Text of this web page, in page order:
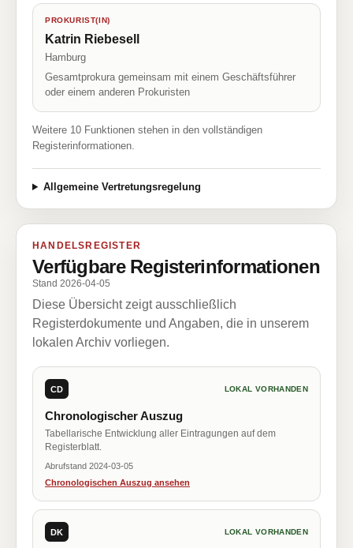
PROKURIST(IN)
Katrin Riebesell
Hamburg
Gesamtprokura gemeinsam mit einem Geschäftsführer
oder einem anderen Prokuristen
Weitere 10 Funktionen stehen in den vollständigen
Registerinformationen.
Allgemeine Vertretungsregelung
HANDELSREGISTER
Verfügbare Registerinformationen
Stand 2026-04-05
Diese Übersicht zeigt ausschließlich
Registerdokumente und Angaben, die in unserem
lokalen Archiv vorliegen.
CD LOKAL VORHANDEN
Chronologischer Auszug
Tabellarische Entwicklung aller Eintragungen auf dem
Registerblatt.
Abrufstand 2024-03-05
Chronologischen Auszug ansehen
DK LOKAL VORHANDEN